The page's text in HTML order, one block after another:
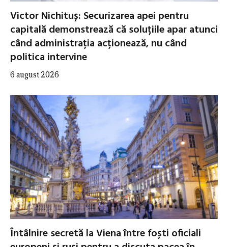
Victor Nichituș: Securizarea apei pentru
capitală demonstrează că soluțiile apar atunci
când administrația acționează, nu când
politica intervine
6 august 2026
Întâlnire secretă la Viena între foști oficiali